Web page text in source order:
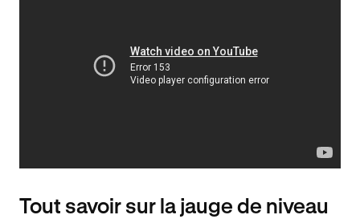
Tout savoir sur la jauge de niveau